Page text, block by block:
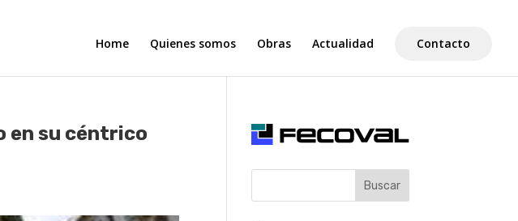
Home Quienes somos Obras Actualidad Contacto
en su céntrico
Buscar